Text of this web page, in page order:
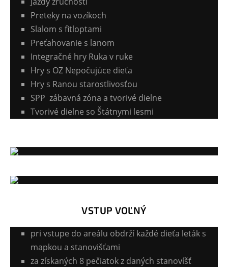
Preteky na vozíkoch
Slalom s fitloptami
Preťahovanie s lanom
Integračné hry Ruka v ruke
Hry s OZ Nepočujúce dieťa
Hry s Ranou starostlivosťou
SPP zábavná zóna a tvorivé dielne
Tvorivé dielne so Štátnymi lesmi
VSTUP VOĽNÝ
pri vstupe do areálu obdrží každé dieťa leták s
mapkou a stanovišťami
za získaných 8 pečiatok z daných stanovíšť